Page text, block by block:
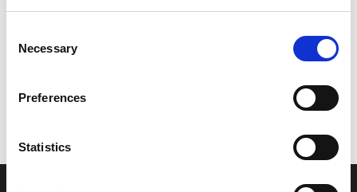
Selection
Necessary
Preferences
Statistics
Vi oplever i øjeblikket store og hyppige prisændringer i markedet.
leveres, eller hvor prisen afviger fra det viste. Vi kontakter dig
naturligvis, hvis dette er tilfældet.